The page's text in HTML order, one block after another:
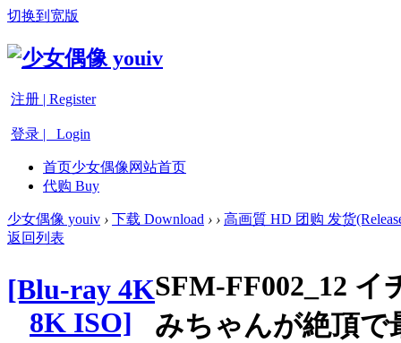
切换到宽版
注册 | Register
登录 | Login
首页少女偶像网站首页
代购 Buy
少女偶像 youiv › 下载 Download › › 高画質 HD 团购 发货
返回列表
[Blu-ray 4K
8K ISO]
SFM-FF002_12
みちゃんが絶頂で